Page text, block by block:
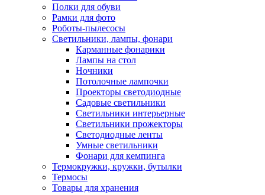
Полки для обуви
Рамки для фото
Роботы-пылесосы
Светильники, лампы, фонари
Карманные фонарики
Лампы на стол
Ночники
Потолочные лампочки
Проекторы светодиодные
Садовые светильники
Светильники интерьерные
Светильники прожекторы
Светодиодные ленты
Умные светильники
Фонари для кемпинга
Термокружки, кружки, бутылки
Термосы
Товары для хранения